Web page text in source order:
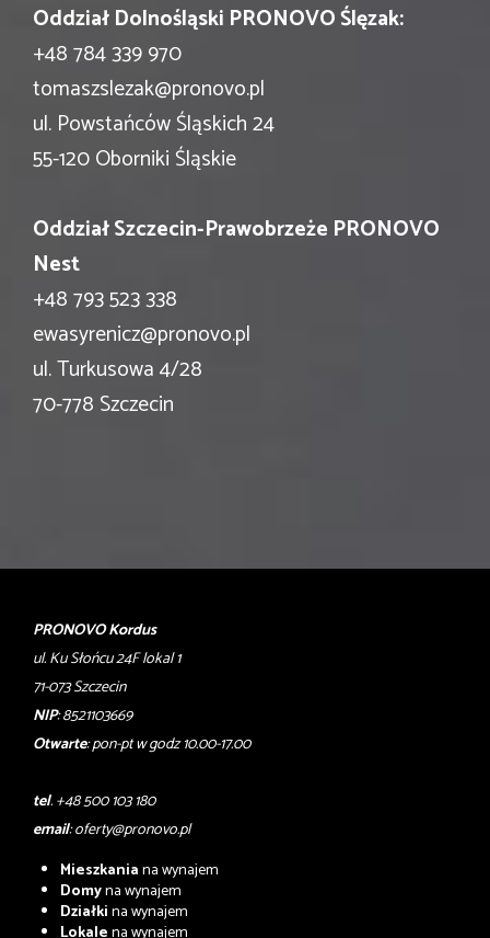
Oddział Dolnośląski PRONOVO Ślęzak:
+48 784 339 970
tomaszslezak@pronovo.pl
ul. Powstańców Śląskich 24
55-120 Oborniki Śląskie
Oddział Szczecin-Prawobrzeże PRONOVO
Nest
+48 793 523 338
ewasyrenicz@pronovo.pl
ul. Turkusowa 4/28
70-778 Szczecin
PRONOVO Kordus
ul. Ku Słońcu 24F lokal 1
71-073 Szczecin
NIP: 8521103669
Otwarte: pon-pt w godz 10.00-17.00
tel. +48 500 103 180
email:oferty@pronovo.pl
Mieszkaniana wynajem
Domyna wynajem
Działkina wynajem